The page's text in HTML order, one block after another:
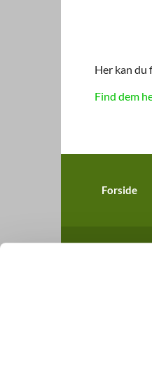
Her kan du
Find dem
Forside